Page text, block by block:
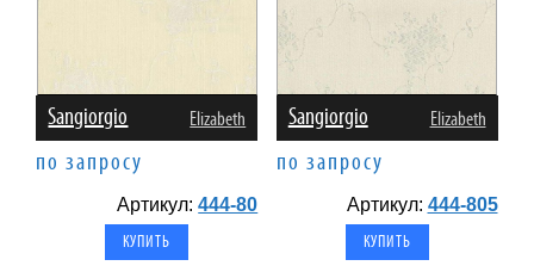
Sangiorgio Elizabeth
по запросу
Артикул:444-80
Sangiorgio Elizabeth
по запросу
Артикул: 444-805